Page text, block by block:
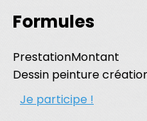
Formules
PrestationMontant
Dessin peinture
Je participe !